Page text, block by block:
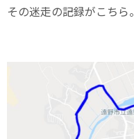
その迷走の記録がこちら。